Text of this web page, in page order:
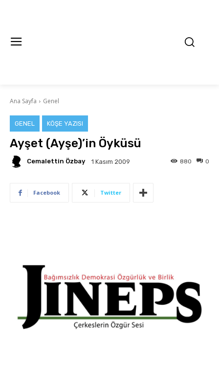
Ana Sayfa Genel
GENEL KÖŞE YAZISI
Ayşet (Ayşe)’in Öyküsü
Cemalettin Özbay 1 Kasım 2009 0
880
Facebook Twitter